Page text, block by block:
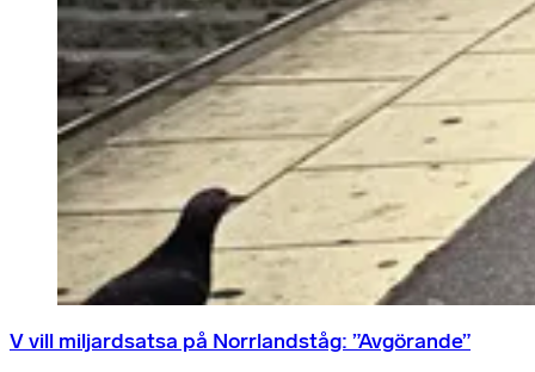
V vill miljardsatsa på Norrlandståg: ”Avgörande”